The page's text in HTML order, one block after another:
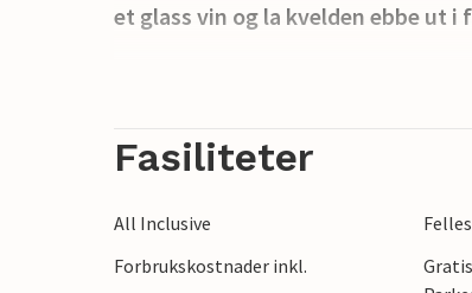
et glass vin og la kvelden ebbe ut i
For barna er det et eldorado å
og samle familien til en hyggelig
Ta en kort tur til den brede
Jarosawiec, eller tilbring noen
Fasiliteter
All Inclusive
Forbrukskostnader inkl.